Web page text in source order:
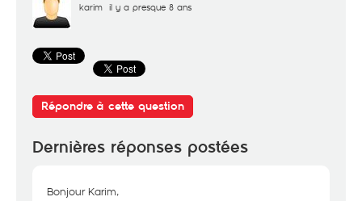
karim il y a presque 8 ans
Répondre à cette question
Dernières réponses postées
Bonjour Karim,